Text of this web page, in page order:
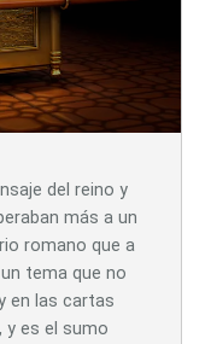
del reino y
más a un
romano que a
tema que no
en las cartas
y es el sumo